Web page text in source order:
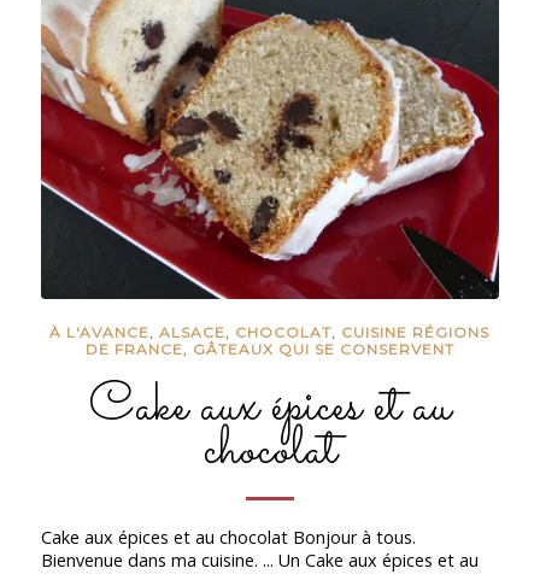
À L'AVANCE,ALSACE, CHOCOLAT, CUISINE RÉGIONS
DE FRANCE, GÂTEAUX QUI SE CONSERVENT
Cake aux épices et au
chocolat
Cake aux épices et au chocolat Bonjour à tous.
Bienvenue dans ma cuisine. ... Un Cake aux épices et au